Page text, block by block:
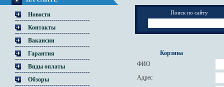
Новости
Контакты
Вакансии
Гарантия
Виды оплаты
Обзоры
Поиск по сайту
Корзина
ФИО
Адрес